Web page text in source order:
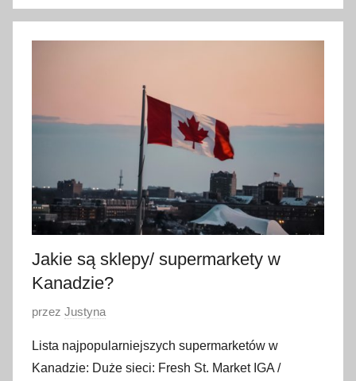
9
s
z
a
2
0
Jakie są sklepy/ supermarkety w
Kanadzie?
O
u
b
przez Justyna
Lista najpopularniejszych supermarketów w
Kanadzie: Duże sieci: Fresh St. Market IGA /